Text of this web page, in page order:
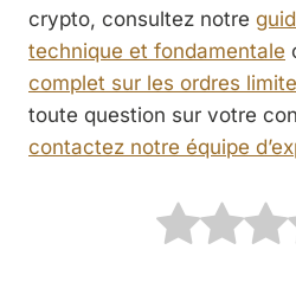
crypto, consultez notre
technique et fondamentale
complet sur les ordres
toute question sur votre
contactez notre équipe